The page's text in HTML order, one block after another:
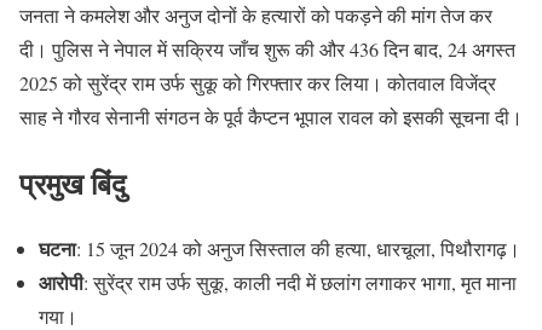
जनता ने कमलेश और अनुज दोनों के हत्यारों को पकड़ने की मांग तेज कर
दी। पुलिस ने नेपाल में सक्रिय जाँच शुरू की और 436 दिन बाद, 24 अगस्त
2025 को सुरेंद्र राम उर्फ सुकू को गिरफ्तार कर लिया। कोतवाल विजेंद्र
साह ने गौरव सेनानी संगठन के पूर्व कैप्टन भूपाल रावल को इसकी सूचना दी।
प्रमुख बिंदु
घटना: 15 जून 2024 को अनुज सिस्ताल की हत्या, धारचूला, पिथौरागढ़।
आरोपी: सुरेंद्र राम उर्फ सुकू, काली नदी में छलांग लगाकर भागा, मृत माना
गया।